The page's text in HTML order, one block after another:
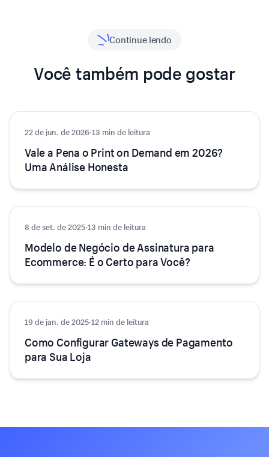
Continue lendo
Você também pode gostar
E-commerce
22 de jun. de 2026·13 min de leitura
Vale a Pena o Print on Demand em 2026?
Uma Análise Honesta
Ecommerce
8 de set. de 2025·13 min de leitura
Modelo de Negócio de Assinatura para
Ecommerce: É o Certo para Você?
E-commerce
19 de jan. de 2025·12 min de leitura
Como Configurar Gateways de Pagamento
para Sua Loja